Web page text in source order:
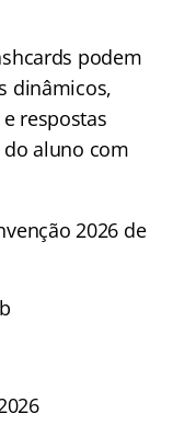
podem
dinâmicos,
respostas
aluno com
2026 de